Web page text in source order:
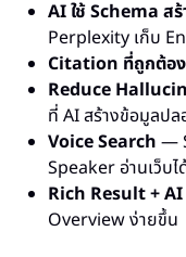
AI ใช้ Schema ส
Perplexity เก็บ
Citation ที่ถูกต้อง
Reduce
ที่ AI สร้างข้อมูลปล
Voice Search —
Speaker อ่านเว็บไ
Rich Result +
Overview ง่ายขึ้น